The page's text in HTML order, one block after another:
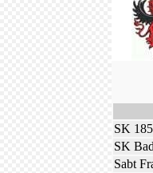
SK
SK
Sabt